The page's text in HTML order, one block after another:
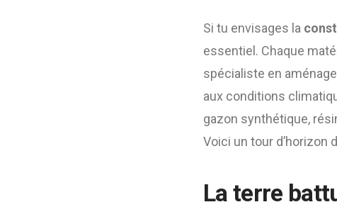
Si tu envisages la
essentiel. Chaque
spécialiste en
aux conditions
gazon synthétique,
Voici un tour
La terre